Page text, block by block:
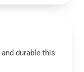
durable this